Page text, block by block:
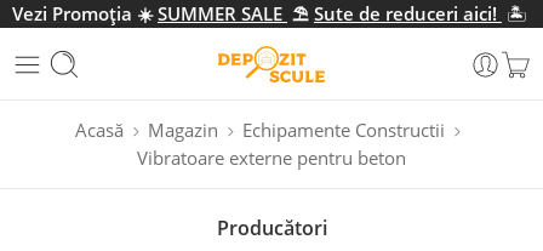
Vezi Promoția ☀️SUMMER SALE ⛱️ Sute de reduceri aici! 🏝️
Acasă Magazin
Echipamente Constructii
Vibratoare externe pentru beton
Producători